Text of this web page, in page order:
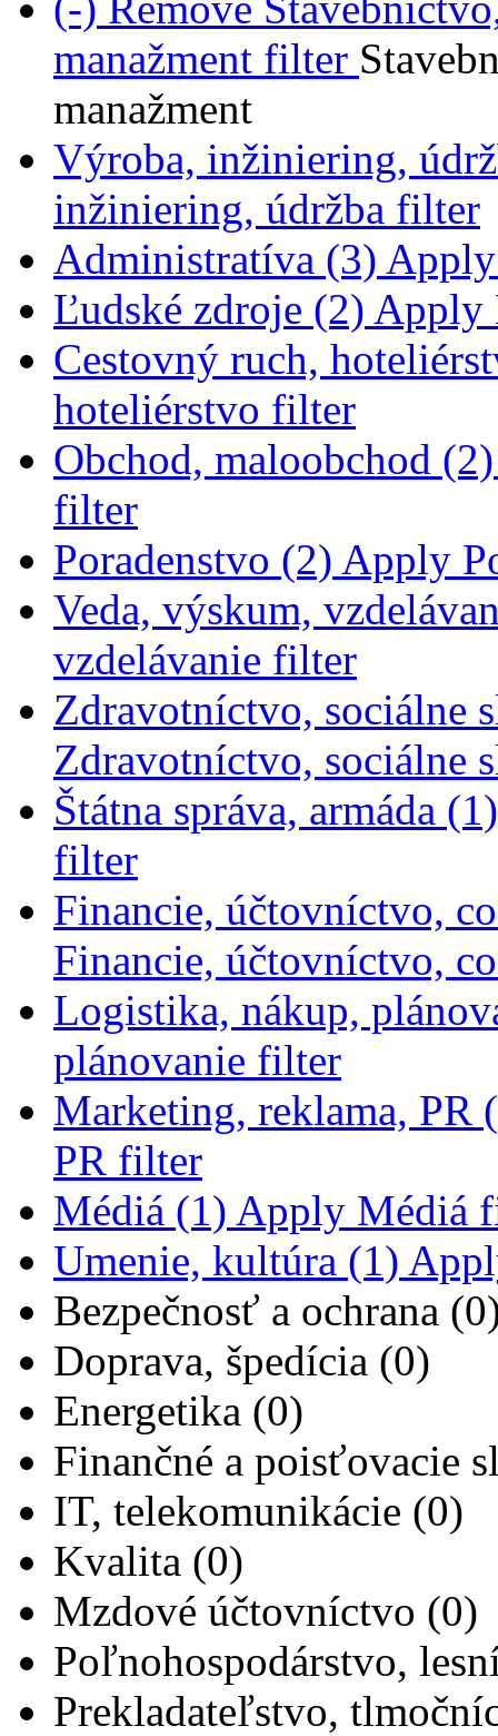
manažment filter
manažment
Výroba, inžiniering,
inžiniering, údržba filter
Administratíva (3)
Ľudské zdroje (2) Apply
Cestovný ruch,
hoteliérstvo filter
Obchod, maloobchod (2)
filter
Poradenstvo (2) Apply
Veda, výskum,
vzdelávanie filter
Zdravotníctvo, sociálne
Zdravotníctvo, sociálne
Štátna správa, armáda (1)
filter
Financie, účtovníctvo,
Financie, účtovníctvo,
Logistika, nákup,
plánovanie filter
Marketing, reklama, PR
PR filter
Médiá (1) Apply Médiá
Umenie, kultúra (1)
Bezpečnosť a ochrana
Doprava, špedícia (0)
Energetika (0)
Finančné a poisťovacie
IT, telekomunikácie (0)
Kvalita (0)
Mzdové účtovníctvo (0)
Poľnohospodárstvo,
Prekladateľstvo,